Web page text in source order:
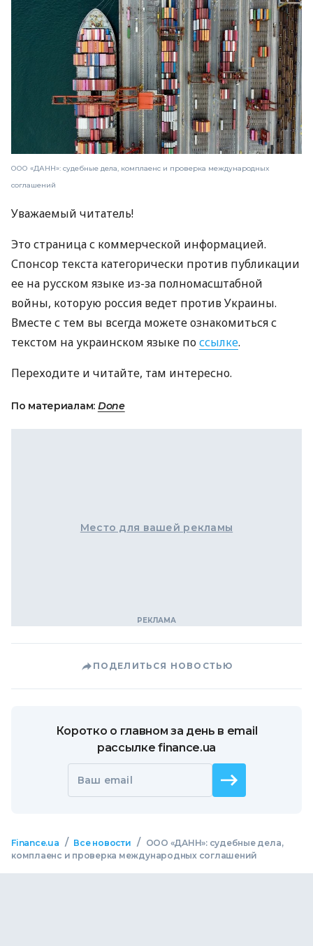
ООО «ДАНН»: судебные дела, комплаенс и проверка международных
соглашений
Уважаемый читатель!
Это страница с коммерческой информацией.
Спонсор текста категорически против публикации
ее на русском языке из-за полномасштабной
войны, которую россия ведет против Украины.
Вместе с тем вы всегда можете ознакомиться с
текстом на украинском языке поссылке.
Переходите и читайте, там интересно.
По материалам: Done
Место для вашей рекламы
ПОДЕЛИТЬСЯ НОВОСТЬЮ
Коротко о главном за день в email
рассылке finance.ua
Ваш email
Finance.ua / Все новости /
ООО «ДАНН»: судебные дела,
комплаенс и проверка международных соглашений